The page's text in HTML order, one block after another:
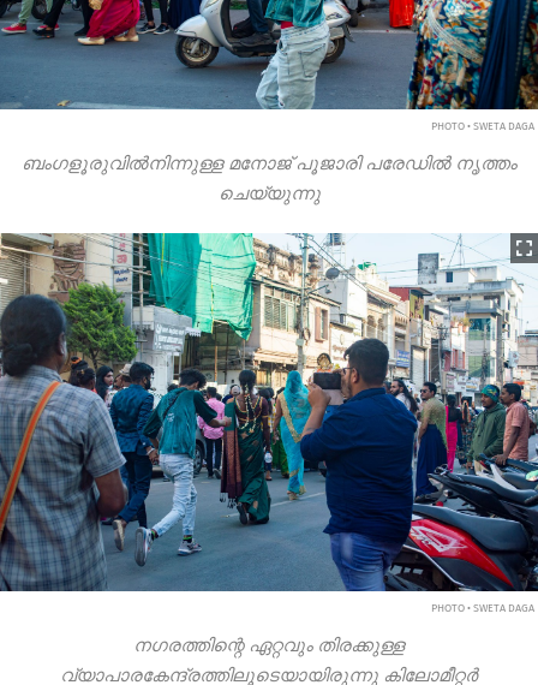
PHOTO • SWETA DAGA
ബംഗളൂരുവിൽനിന്നുള്ള മനോജ് പൂജാരി പരേഡിൽ നൃത്തം
ചെയ്യുന്നു
PHOTO • SWETA DAGA
നഗരത്തിന്റെ ഏറ്റവും തിരക്കുള്ള
വ്യാപാരകേന്ദ്രത്തിലൂടെയായിരുന്നു കിലോമീറ്റർ